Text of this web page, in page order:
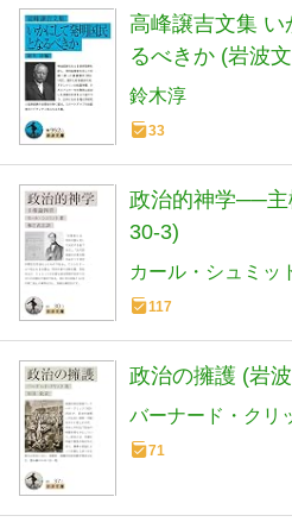
高峰譲吉文集
るべきか (岩波
鈴木淳
33
政治的神学──主
30-3)
カール・シュミッ
117
政治の擁護 (岩
バーナード・クリ
71